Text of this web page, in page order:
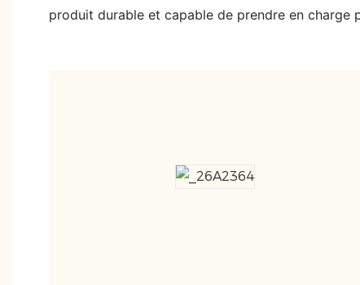
produit durable et capable de prendre en charge